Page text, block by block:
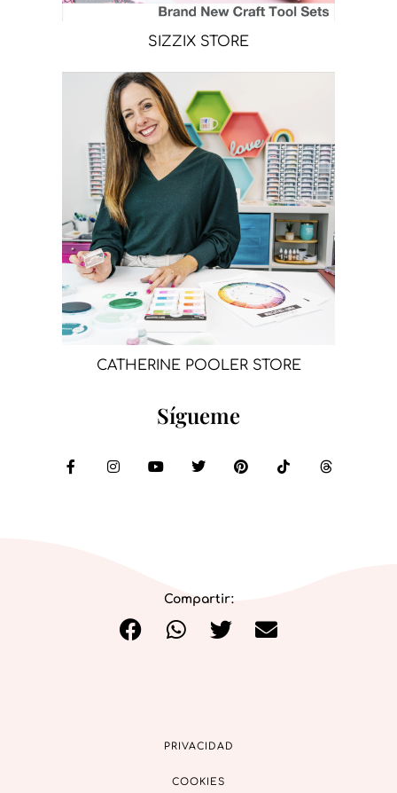
SIZZIX STORE
CATHERINE POOLER STORE
Sígueme
Compartir:
PRIVACIDAD
COOKIES